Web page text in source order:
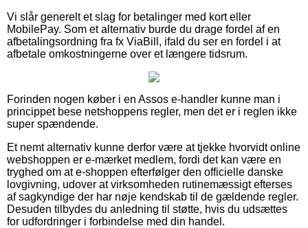
Vi slår generelt et slag for betalinger med kort eller
MobilePay. Som et alternativ burde du drage fordel af en
afbetalingsordning fra fx ViaBill, ifald du ser en fordel i at
afbetale omkostningerne over et længere tidsrum.
Forinden nogen køber i en Assos e-handler kunne man i
princippet bese netshoppens regler, men det er i reglen ikke
super spændende.
Et nemt alternativ kunne derfor være at tjekke hvorvidt online
webshoppen er e-mærket medlem, fordi det kan være en
tryghed om at e-shoppen efterfølger den officielle danske
lovgivning, udover at virksomheden rutinemæssigt efterses
af sagkyndige der har nøje kendskab til de gældende regler.
Desuden tilbydes du anledning til støtte, hvis du udsættes
for udfordringer i forbindelse med din handel.